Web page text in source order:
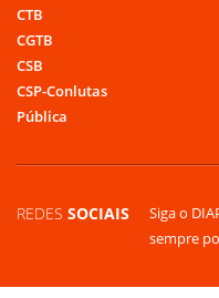
CTB
CGTB
CSB
CSP-Conlutas
Pública
REDES SOCIAIS
Siga o
sempre